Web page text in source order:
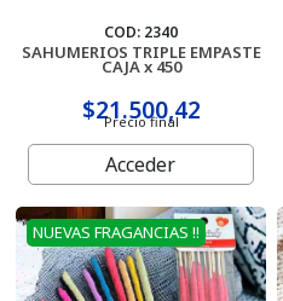
COD: 2340
SAHUMERIOS TRIPLE EMPASTE
CAJA x 450
$21.500,42
Precio final
Acceder
NUEVAS FRAGANCIAS !!